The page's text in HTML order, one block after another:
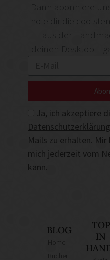
deinen Desktop –
Ja, ich akzeptiere
Datenschutzerklärung
Mails zu erhalten.
mich jederzeit vom
kann.
BLOG
TOP
IN